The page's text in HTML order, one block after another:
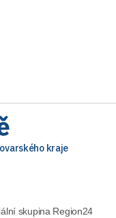
kraje
skupina Region24